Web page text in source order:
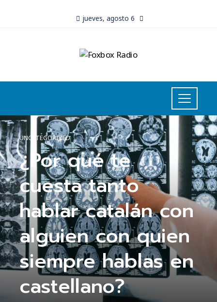
jueves, agosto 6
UNCATEGORIZED
¿Por qué te
cuesta tanto
hablar catalán con
alguien con quien
siempre hablas en
castellano?